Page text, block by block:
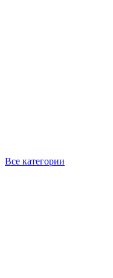
Все категории